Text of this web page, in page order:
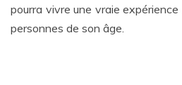
pourra vivre une vraie expérience
personnes de son âge.